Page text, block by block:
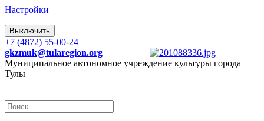
Настройки
Выключить
+7 (4872) 55-00-24
gkzmuk@tularegion.org
Муниципальное автономное учреждение культуры города
Тулы